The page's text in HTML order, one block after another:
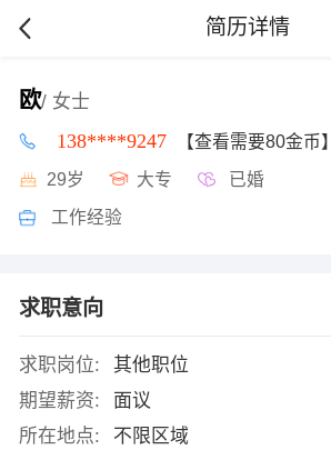
简历详情
欧/ 女士
138****9247 【查看需要80金币】
29岁 大专 已婚
工作经验
求职意向
求职岗位:
其他职位
期望薪资:
面议
所在地点:
不限区域